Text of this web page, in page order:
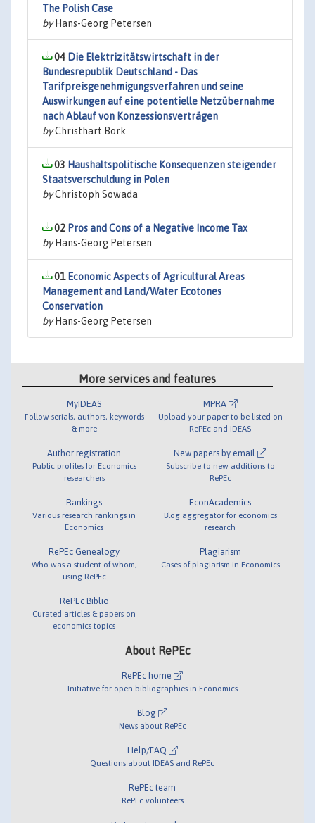
The Polish Case
byHans-Georg Petersen
04 Die Elektrizitätswirtschaft in der
Bundesrepublik Deutschland - Das
Tarifpreisgenehmigungsverfahren und seine
Auswirkungen auf eine potentielle Netzübernahme
nach Ablauf von Konzessionsverträgen
byChristhart Bork
03 Haushaltspolitische Konsequenzen steigender
Staatsverschuldung in Polen
byChristoph Sowada
02 Pros and Cons of a Negative Income Tax
byHans-Georg Petersen
01 Economic Aspects of Agricultural Areas
Management and Land/Water Ecotones
Conservation
byHans-Georg Petersen
More services and features
MyIDEAS
Follow serials, authors, keywords
& more
Author registration
Public profiles for Economics
researchers
Rankings
Various research rankings in
Economics
RePEc Genealogy
Who was a student of whom,
using RePEc
RePEc Biblio
Curated articles & papers on
economics topics
MPRA
Upload your paper to be listed on
RePEc and IDEAS
New papers by email
Subscribe to new additions to
RePEc
EconAcademics
Blog aggregator for economics
research
Plagiarism
Cases of plagiarism in Economics
About RePEc
RePEc home
Initiative for open bibliographies in Economics
Blog
News about RePEc
Help/FAQ
Questions about IDEAS and RePEc
RePEc team
RePEc volunteers